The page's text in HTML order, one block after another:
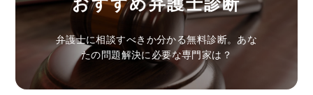
弁護士に相談すべきか分かる無料診断。あな
たの問題解決に必要な専門家は？